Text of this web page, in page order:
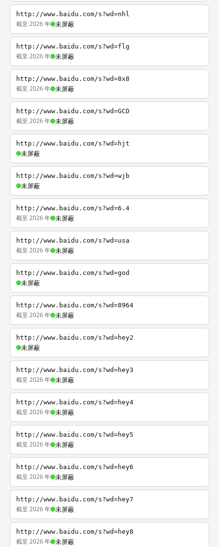
http://www.baidu.com/s?wd=nhl
截至 2026 年 未屏蔽
http://www.baidu.com/s?wd=flg
截至 2026 年 未屏蔽
http://www.baidu.com/s?wd=8x8
截至 2026 年 未屏蔽
http://www.baidu.com/s?wd=GCD
截至 2026 年 未屏蔽
http://www.baidu.com/s?wd=hjt
未屏蔽
http://www.baidu.com/s?wd=wjb
未屏蔽
http://www.baidu.com/s?wd=6.4
截至 2026 年 未屏蔽
http://www.baidu.com/s?wd=usa
截至 2026 年 未屏蔽
http://www.baidu.com/s?wd=god
未屏蔽
http://www.baidu.com/s?wd=8964
截至 2026 年 未屏蔽
http://www.baidu.com/s?wd=hey2
未屏蔽
http://www.baidu.com/s?wd=hey3
截至 2026 年 未屏蔽
http://www.baidu.com/s?wd=hey4
截至 2026 年 未屏蔽
http://www.baidu.com/s?wd=hey5
截至 2026 年 未屏蔽
http://www.baidu.com/s?wd=hey6
截至 2026 年 未屏蔽
http://www.baidu.com/s?wd=hey7
截至 2026 年 未屏蔽
http://www.baidu.com/s?wd=hey8
截至 2026 年 未屏蔽